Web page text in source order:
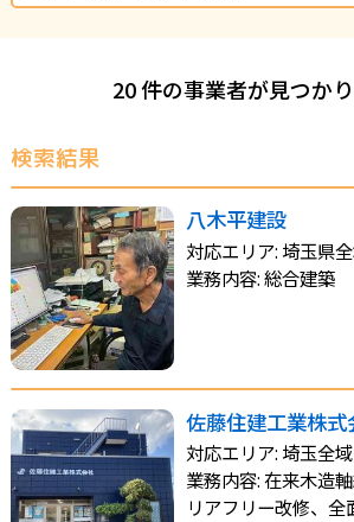
20 件の事業者が見つか
検索結果
八木平建設
対応エリア: 埼玉県
業務内容: 総合建築
佐藤住建工業株式
対応エリア: 埼玉全域
業務内容: 在来木造
リアフリー改修、全